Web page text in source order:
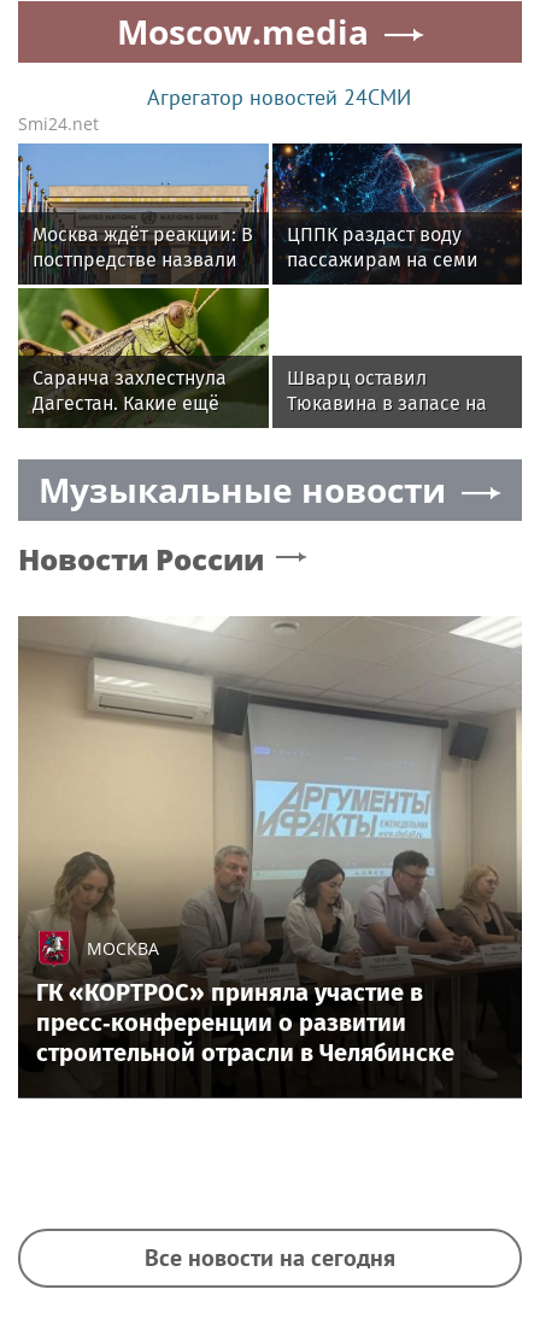
Moscow.media
Агрегатор новостей 24СМИ
Smi24.net
Москва ждёт реакции: В
постпредстве назвали
молчание ООН
«зелёным светом» для
атак ВСУ
ЦППК раздаст воду
пассажирам на семи
вокзалах Москвы
Саранча захлестнула
Дагестан. Какие ещё
регионы России под
худший сценарий
Шварц оставил
Тюкавина в запасе на
матч Кубка России
Музыкальные новости
Новости России
МОСКВА
ГК «КОРТРОС» приняла участие в
пресс‑конференции о развитии
строительной отрасли в Челябинске
Все новости на сегодня